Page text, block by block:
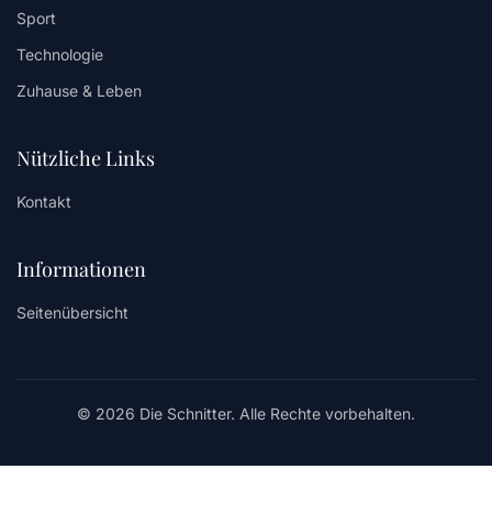
Sport
Technologie
Zuhause & Leben
Nützliche Links
Kontakt
Informationen
Seitenübersicht
© 2026 Die Schnitter. Alle Rechte vorbehalten.